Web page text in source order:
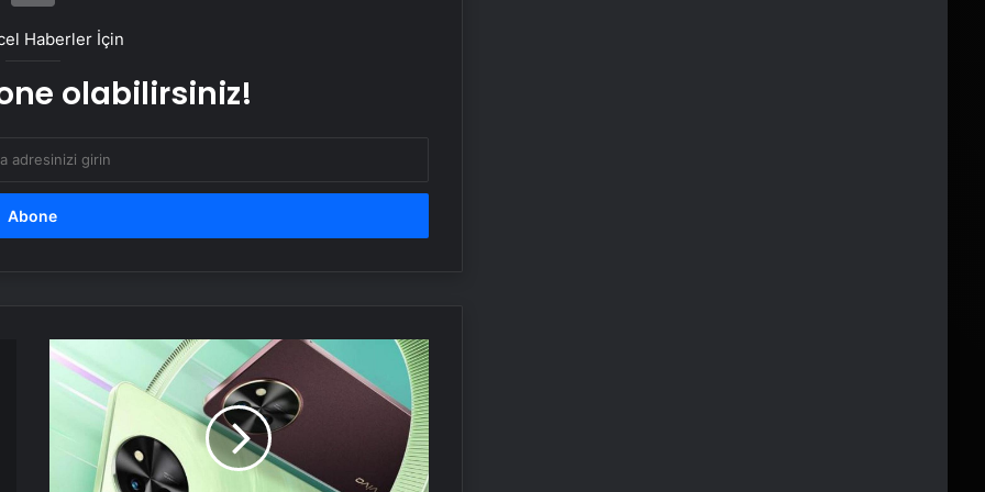
Maltepe metro istasyonunda
isabet
Serjoy : Dijital Medya Ajansı, Google
Reklam Ajansı, SEO Ajansı ve Web
Tasarım Ajansı
Haberler İçin
olabilirsiniz!
T4x,
güçlü
bataryası
zeka
destekli